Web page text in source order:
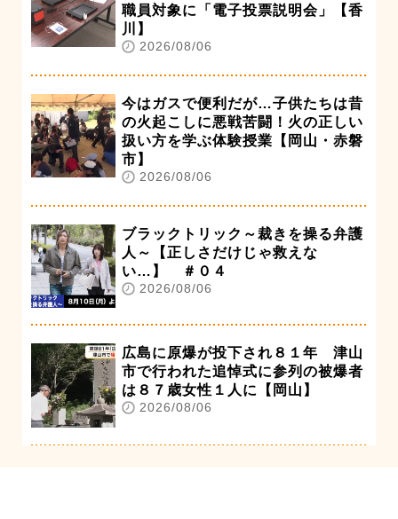
職員対象に「電子投票説明会」【香
川】
2026/08/06
今はガスで便利だが…子供たちは昔
の火起こしに悪戦苦闘！火の正しい
扱い方を学ぶ体験授業【岡山・赤磐
市】
2026/08/06
ブラックトリック～裁きを操る弁護
人～【正しさだけじゃ救えな
い…】 ＃０４
2026/08/06
広島に原爆が投下され８１年 津山
市で行われた追悼式に参列の被爆者
は８７歳女性１人に【岡山】
2026/08/06